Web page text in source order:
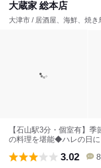
大蔵家 総本店
大津市 / 居酒屋、海鮮、焼き
【石山駅3分・個室有】
の料理を堪能◆ハレの日に
3.02 8